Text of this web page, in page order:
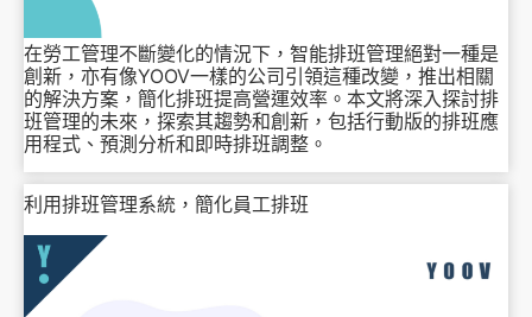
在勞工管理不斷變化的情況下，智能排班管理絕對一種是
創新，亦有像YOOV一樣的公司引領這種改變，推出相關
的解決方案，簡化排班提高營運效率。本文將深入探討排
班管理的未來，探索其趨勢和創新，包括行動版的排班應
用程式、預測分析和即時排班調整。
利用排班管理系統，簡化員工排班